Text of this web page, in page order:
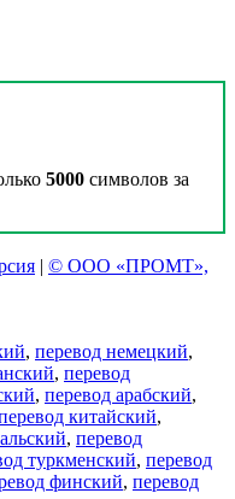
5000 символов за
| © ООО «ПРОМТ»,
, перевод немецкий,
, перевод
, перевод арабский,
китайский,
, перевод
туркменский, перевод
финский, перевод